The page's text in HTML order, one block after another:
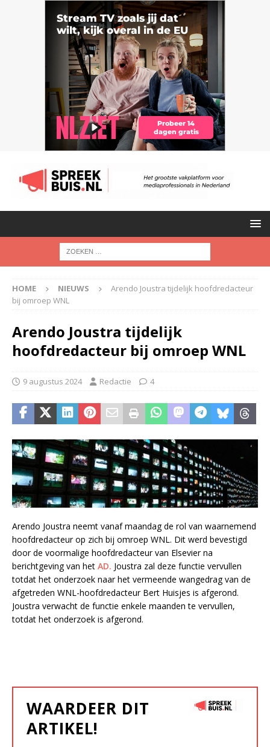
HOME NIEUWS
Arendo Joustra tijdelijk hoofdredacteur
bij omroep WNL
Arendo Joustra tijdelijk
hoofdredacteur bij omroep WNL
9 augustus 2024 Redactie 4
Arendo Joustra neemt vanaf maandag de rol van waarnemend
hoofdredacteur op zich bij omroep WNL. Dit werd bevestigd
door de voormalige hoofdredacteur van Elsevier na
berichtgeving van het AD. Joustra zal deze functie vervullen
totdat het onderzoek naar het vermeende wangedrag van de
afgetreden WNL-hoofdredacteur Bert Huisjes is afgerond.
Joustra verwacht de functie enkele maanden te vervullen,
totdat het onderzoek is afgerond.
WAARDEER DIT
ARTIKEL!